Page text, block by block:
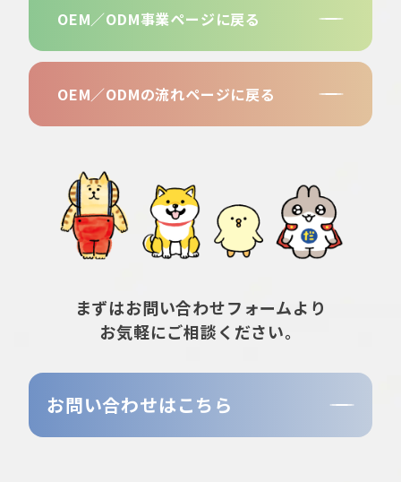
OEM／ODM事業ページに戻る
OEM／ODMの流れページに戻る
まずはお問い合わせフォームより
お気軽にご相談ください。
お問い合わせはこちら